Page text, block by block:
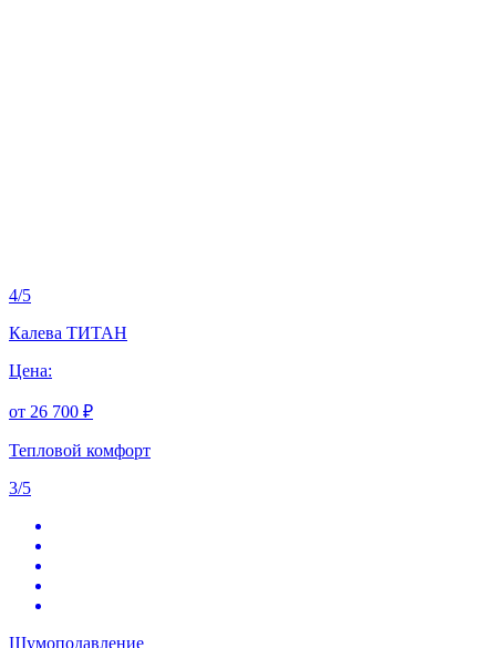
4/5
Калева ТИТАН
Цена:
от 26 700 ₽
Тепловой комфорт
3/5
Шумоподавление